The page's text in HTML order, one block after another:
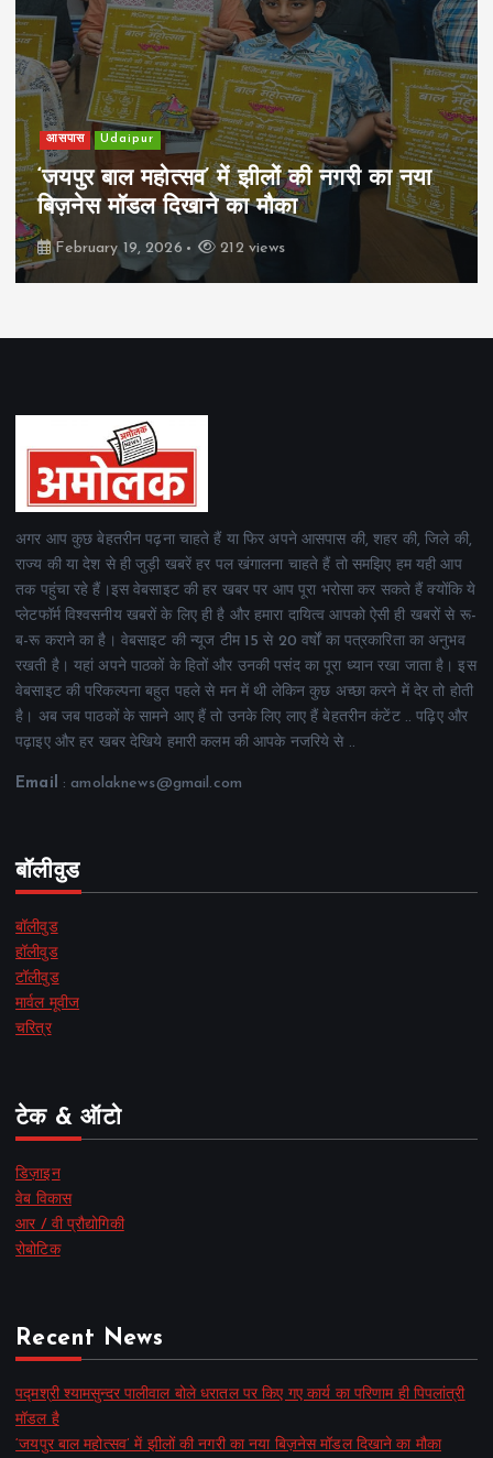
आसपास Udaipur
‘जयपुर बाल महोत्सव’ में झीलों की नगरी का नया
बिज़नेस मॉडल दिखाने का मौका
February 19, 2026 212 views
अगर आप कुछ बेहतरीन पढ़ना चाहते हैं या फिर अपने आसपास की, शहर की, जिले की,
राज्य की या देश से ही जुड़ी खबरें हर पल खंगालना चाहते हैं तो समझिए हम यही आप
तक पहुंचा रहे हैं।इस वेबसाइट की हर खबर पर आप पूरा भरोसा कर सकते हैं क्योंकि ये
प्लेटफॉर्म विश्वसनीय खबरों के लिए ही है और हमारा दायित्व आपको ऐसी ही खबरों से रू-
ब-रू कराने का है। वेबसाइट की न्यूज टीम 15 से 20 वर्षों का पत्रकारिता का अनुभव
रखती है। यहां अपने पाठकों के हितों और उनकी पसंद का पूरा ध्यान रखा जाता है। इस
वेबसाइट की परिकल्पना बहुत पहले से मन में थी लेकिन कुछ अच्छा करने में देर तो होती
है। अब जब पाठकों के सामने आए हैं तो उनके लिए लाए हैं बेहतरीन कंटेंट .. पढ़िए और
पढ़ाइए और हर खबर देखिये हमारी कलम की आपके नजरिये से ..
Email : amolaknews@gmail.com
बॉलीवुड
बॉलीवुड
हॉलीवुड
टॉलीवुड
मार्वल मूवीज
चरित्र
टेक & ऑटो
डिज़ाइन
वेब विकास
आर / वी प्रौद्योगिकी
रोबोटिक
Recent News
पद्मश्री श्यामसुन्दर पालीवाल बोले धरातल पर किए गए कार्य का परिणाम ही पिपलांत्री
मॉडल है
‘जयपुर बाल महोत्सव’ में झीलों की नगरी का नया बिज़नेस मॉडल दिखाने का मौका